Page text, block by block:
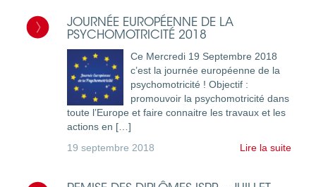
JOURNÉE EUROPÉENNE DE LA
PSYCHOMOTRICITÉ 2018
Ce Mercredi 19 Septembre 2018
c’est la journée européenne de la
psychomotricité ! Objectif :
promouvoir la psychomotricité dans
toute l’Europe et faire connaitre les travaux et les
actions en […]
19 septembre 2018
Lire la suite